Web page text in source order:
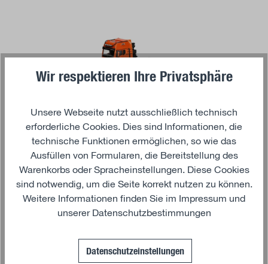
In den Warenkorb
HERPA
MAN TGX GX 41.640 Schwerlast SZM 8x4 PC
Wir respektieren Ihre Privatsphäre
Unsere Webseite nutzt ausschließlich technisch
erforderliche Cookies. Dies sind Informationen, die
technische Funktionen ermöglichen, so wie das
Ausfüllen von Formularen, die Bereitstellung des
Warenkorbs oder Spracheinstellungen. Diese Cookies
sind notwendig, um die Seite korrekt nutzen zu können.
Weitere Informationen finden Sie im Impressum und
unsererDatenschutzbestimmungen
Datenschutzeinstellungen